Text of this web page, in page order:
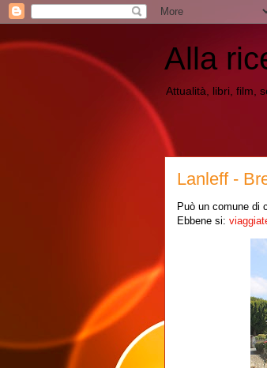
Alla
Attualità, libri, film,
Lanleff -
Può un comune di
Ebbene si: